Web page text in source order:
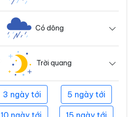
Có dông
Trời quang
3 ngày tới 5 ngày tới
10 ngày tới 15 ngày tới